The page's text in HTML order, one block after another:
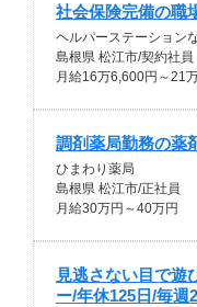
社会保険完備の職
ヘルパーステーション
島根県 松江市/契約社員
月給16万6,600円～21
調剤薬局勤務の薬
ひまわり薬局
島根県 松江市/正社員
月給30万円～40万円
見逃さない目で遊
ー/年休125日/毎週